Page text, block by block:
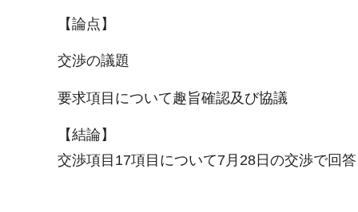
【論点】
交渉の議題
要求項目について趣旨確認及び協議
【結論】
交渉項目17項目について7月28日の交渉で回答